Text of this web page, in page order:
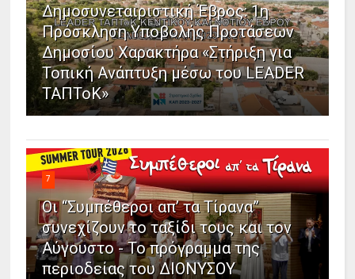
Δημοσυνεταιριστική Έβρος: 1η
Πρόσκληση Υποβολής Προτάσεων
Δημοσίου Χαρακτήρα «Στήριξη για
Τοπική Ανάπτυξη μέσω του LEADER
ΤΑΠΤοΚ»
7
Οι “Συμπέθεροι απ’ τα Τίρανα”
συνεχίζουν το ταξίδι τους και τον
Αύγουστο - Το πρόγραμμα της
περιοδείας του ΔΙΟΝΥΣΟΥ